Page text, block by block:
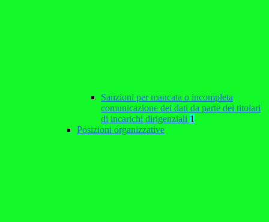
Sanzioni per mancata o incompleta
comunicazione dei dati da parte dei titolari
di incarichi dirigenziali 1
Posizioni organizzative